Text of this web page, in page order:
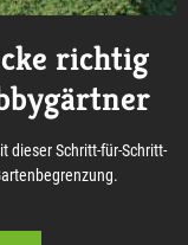
richtig
dieser Schritt-für-Schritt-